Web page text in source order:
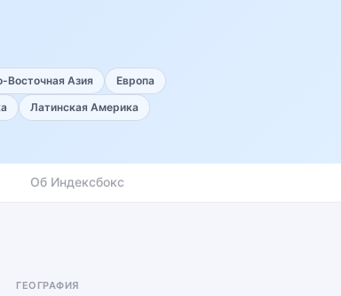
Восточная Азия
Европа
Латинская Америка
Об Индексбокс
ГЕОГРАФИЯ